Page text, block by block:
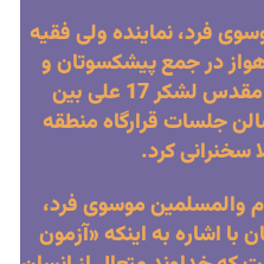
فرد، نماینده ولی فقیه
در جمع پیشکسوتان و
یادگاران هشت سال دفاع مقدس لشکر 17 علی بین
جلسات قرارگاه منطقه
سخنرانی کرد.
والمسلمین موسوی فرد،
با اشاره به اینکه «آزمون